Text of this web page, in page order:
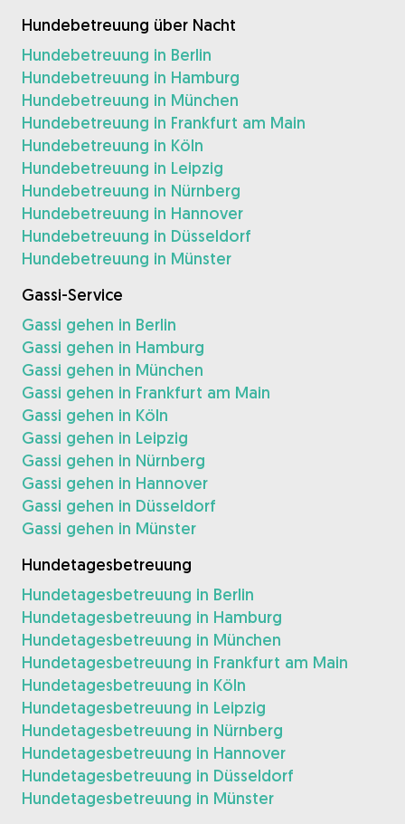
Hundebetreuung über Nacht
Hundebetreuung in Berlin
Hundebetreuung in Hamburg
Hundebetreuung in München
Hundebetreuung in Frankfurt am Main
Hundebetreuung in Köln
Hundebetreuung in Leipzig
Hundebetreuung in Nürnberg
Hundebetreuung in Hannover
Hundebetreuung in Düsseldorf
Hundebetreuung in Münster
Gassi-Service
Gassi gehen in Berlin
Gassi gehen in Hamburg
Gassi gehen in München
Gassi gehen in Frankfurt am Main
Gassi gehen in Köln
Gassi gehen in Leipzig
Gassi gehen in Nürnberg
Gassi gehen in Hannover
Gassi gehen in Düsseldorf
Gassi gehen in Münster
Hundetagesbetreuung
Hundetagesbetreuung in Berlin
Hundetagesbetreuung in Hamburg
Hundetagesbetreuung in München
Hundetagesbetreuung in Frankfurt am Main
Hundetagesbetreuung in Köln
Hundetagesbetreuung in Leipzig
Hundetagesbetreuung in Nürnberg
Hundetagesbetreuung in Hannover
Hundetagesbetreuung in Düsseldorf
Hundetagesbetreuung in Münster